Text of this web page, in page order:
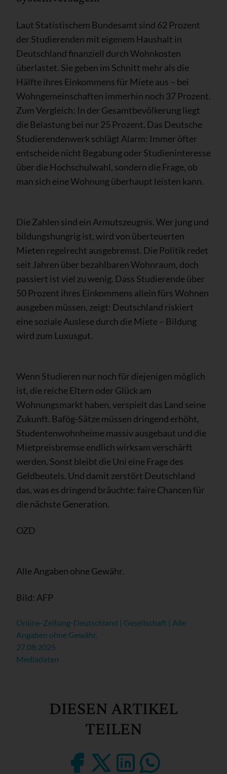
Laut Statistischem Bundesamt sind 62 Prozent
der Studierenden mit eigenem Haushalt in
Deutschland finanziell durch Wohnkosten
überlastet. Sie geben im Schnitt mehr als die
Hälfte ihres Einkommens für Miete aus – bei
Wohngemeinschaften immerhin noch 37 Prozent.
Zum Vergleich: In der Gesamtbevölkerung liegt
die Belastung bei nur 25 Prozent. Das Deutsche
Studierendenwerk schlägt Alarm: Immer öfter
entscheide nicht Begabung oder Studieninteresse
über die Hochschulwahl, sondern die Frage, ob
man sich eine Wohnung überhaupt leisten kann.
Die Zahlen sind ein Armutszeugnis. Wer jung und
bildungshungrig ist, wird von überteuerten
Mieten regelrecht ausgebremst. Die Politik redet
seit Jahren über bezahlbaren Wohnraum, doch
passiert ist viel zu wenig. Dass Studierende über
50 Prozent ihres Einkommens allein fürs Wohnen
ausgeben müssen, zeigt: Deutschland riskiert
eine soziale Auslese durch die Miete – Bildung
wird zum Luxusgut.
Wenn Studieren nur noch für diejenigen möglich
ist, die reiche Eltern oder Glück am
Wohnungsmarkt haben, verspielt das Land seine
Zukunft. Bafög-Sätze müssen dringend erhöht,
Studentenwohnheime massiv ausgebaut und die
Mietpreisbremse endlich wirksam verschärft
werden. Sonst bleibt die Uni eine Frage des
Geldbeutels. Und damit zerstört Deutschland
das, was es dringend bräuchte: faire Chancen für
die nächste Generation.
OZD
Alle Angaben ohne Gewähr.
Bild: AFP
Online-Zeitung-Deutschland | Gesellschaft | Alle
Angaben ohne Gewähr.
27.08.2025
Mediadaten
DIESEN ARTIKEL
TEILEN